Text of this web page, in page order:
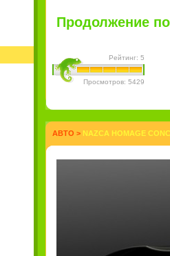
Продолжение
Рейтинг: 5
Просмотров: 5429
АВТО > NAZCA HOMAGE